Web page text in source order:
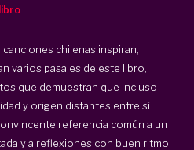
chilenas inspiran,
varios pasajes de este libro,
que demuestran que incluso
y origen distantes entre sí
referencia común a un
y a reflexiones con buen ritmo,